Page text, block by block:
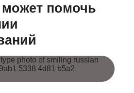
может помочь